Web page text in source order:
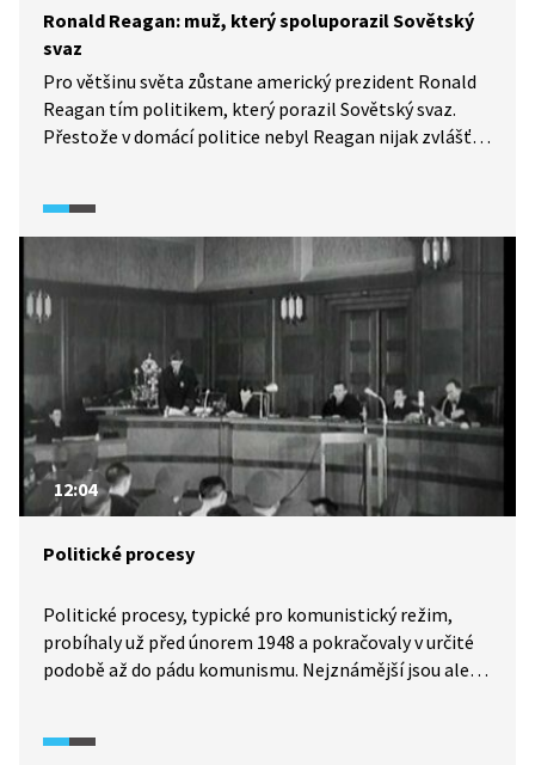
Ronald Reagan: muž, který spoluporazil Sovětský
svaz
Pro většinu světa zůstane americký prezident Ronald
Reagan tím politikem, který porazil Sovětský svaz.
Přestože v domácí politice nebyl Reagan nijak zvlášť
jen Reaganovou zásluhou, ale podílela se na něm celá
řada dalších faktorů.
12:04
Politické procesy
Politické procesy, typické pro komunistický režim,
probíhaly už před únorem 1948 a pokračovaly v určité
podobě až do pádu komunismu. Nejznámější jsou ale
i popravami. Jejich účelem bylo zastrašení společnosti